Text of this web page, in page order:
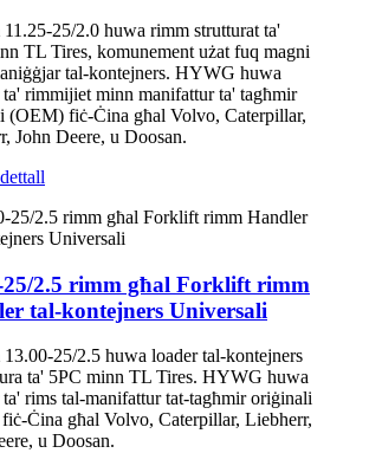
25/2.0 huwa rimm strutturat ta'
TL Tires, komunement użat fuq magni
tal-kontejners. HYWG huwa
rimmijiet minn manifattur ta' tagħmir
(OEM) fiċ-Ċina għal Volvo, Caterpillar,
John Deere, u Doosan.
dettall
25/2.5 rimm għal Forklift rimm
tal-kontejners Universali
25/2.5 huwa loader tal-kontejners
ta' 5PC minn TL Tires. HYWG huwa
rims tal-manifattur tat-tagħmir oriġinali
Ċina għal Volvo, Caterpillar, Liebherr,
u Doosan.